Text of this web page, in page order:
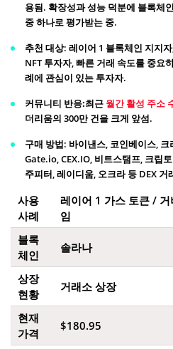
용됨. 확장성과 성능 덕분에 블록체
중 하나로 평가받는 중.
추천 대상: 레이어 1 블록체인 지지
NFT 투자자, 빠른 거래 속도를 중요
례에 관심이 있는 투자자.
커뮤니티 반응:최근 월간 활성 주소
더리움의 300만 건을 크게 앞섬.
구매 방법: 바이낸스, 코인베이스,
Gate.io, CEX.IO, 비트스탬프, 크립
주피터, 레이디움, 오크라 등 DEX 거
사용
사례
레이어 1 가스 토큰 /
임
블록
체인
솔라나
상장
현황
거래소 상장
현재
가격
$180.95